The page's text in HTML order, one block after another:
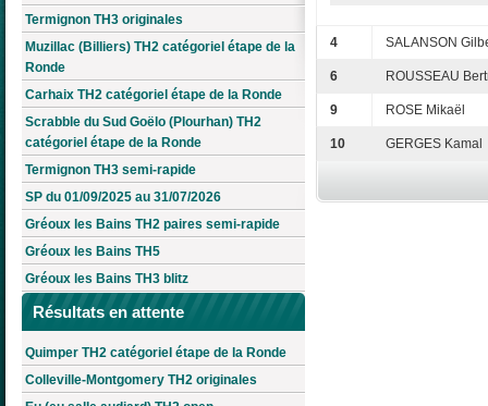
Termignon TH3 originales
Muzillac (Billiers) TH2 catégoriel étape de la
Ronde
Carhaix TH2 catégoriel étape de la Ronde
Scrabble du Sud Goëlo (Plourhan) TH2
catégoriel étape de la Ronde
Termignon TH3 semi-rapide
SP du 01/09/2025 au 31/07/2026
Gréoux les Bains TH2 paires semi-rapide
Gréoux les Bains TH5
Gréoux les Bains TH3 blitz
Résultats en attente
Quimper TH2 catégoriel étape de la Ronde
Colleville-Montgomery TH2 originales
4 SALANSON
6 ROUSSEAU
9 ROSE Mikaël
10 GERGES Kamal